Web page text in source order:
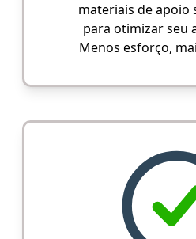
materiais de apoio
para otimizar seu
Menos esforço,